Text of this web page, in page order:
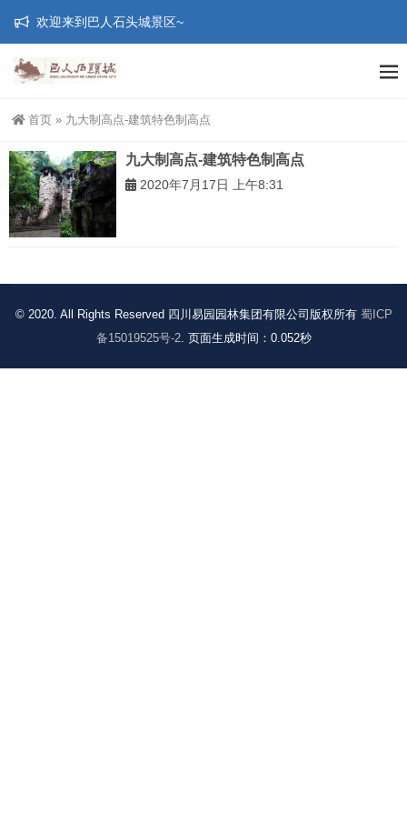
欢迎来到巴人石头城景区~
首页 » 九大制高点-建筑特色制高点
九大制高点-建筑特色制高点
2020年7月17日 上午8:31
© 2020. All Rights Reserved 四川易园园林集团有限公司版权所有 蜀ICP
备15019525号-2. 页面生成时间：0.052秒